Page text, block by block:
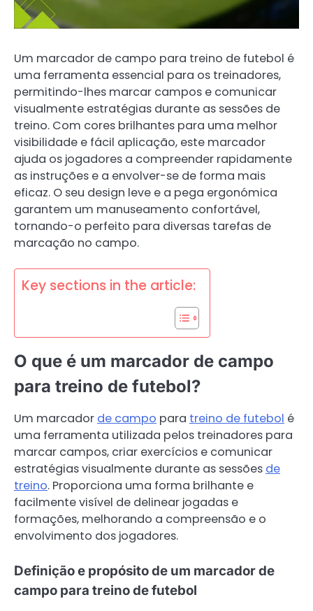
Um marcador de campo para treino de futebol é
uma ferramenta essencial para os treinadores,
permitindo-lhes marcar campos e comunicar
visualmente estratégias durante as sessões de
treino. Com cores brilhantes para uma melhor
visibilidade e fácil aplicação, este marcador
ajuda os jogadores a compreender rapidamente
as instruções e a envolver-se de forma mais
eficaz. O seu design leve e a pega ergonómica
garantem um manuseamento confortável,
tornando-o perfeito para diversas tarefas de
marcação no campo.
Key sections in the article:
O que é um marcador de campo
para treino de futebol?
Um marcador de campo para treino de futebol é
uma ferramenta utilizada pelos treinadores para
marcar campos, criar exercícios e comunicar
estratégias visualmente durante as sessões de
treino. Proporciona uma forma brilhante e
facilmente visível de delinear jogadas e
formações, melhorando a compreensão e o
envolvimento dos jogadores.
Definição e propósito de um marcador de
campo para treino de futebol